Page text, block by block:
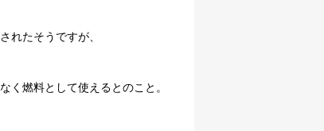
れたそうですが、
く燃料として使えるとのこと。